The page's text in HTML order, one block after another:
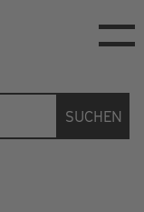
SUCHEN